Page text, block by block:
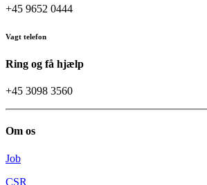
+45 9652 0444
Vagt telefon
Ring og få hjælp
+45 3098 3560
Om os
Job
CSR